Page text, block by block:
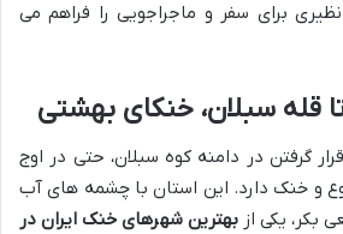
برای سفر و ماجراجویی را فراهم می
تا قله سبلان، خنکای بهشتی
گرفتن در دامنه کوه سبلان، حتی در اوج
و خنک دارد. این استان با چشمه های آب
بکر، یکی ازبهترین شهرهای خنک ایران در